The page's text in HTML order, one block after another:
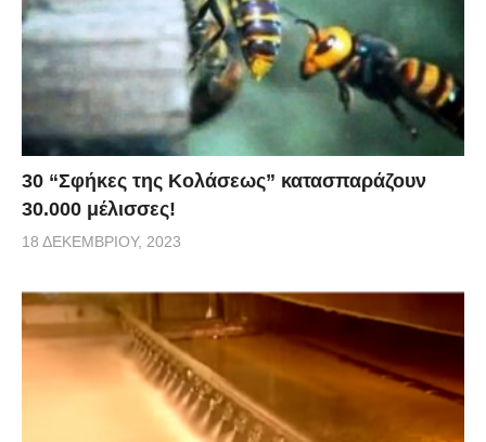
30 “Σφήκες της Κολάσεως” κατασπαράζουν
30.000 μέλισσες!
18 ΔΕΚΕΜΒΡΊΟΥ, 2023